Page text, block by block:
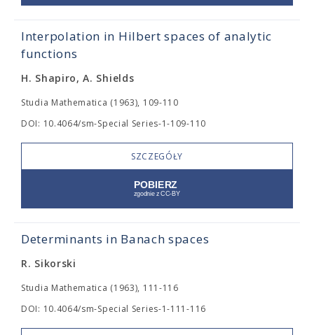
Interpolation in Hilbert spaces of analytic
functions
H. Shapiro, A. Shields
Studia Mathematica (1963), 109-110
DOI: 10.4064/sm-Special Series-1-109-110
SZCZEGÓŁY
Determinants in Banach spaces
R. Sikorski
Studia Mathematica (1963), 111-116
DOI: 10.4064/sm-Special Series-1-111-116